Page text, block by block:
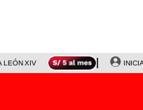
LEÓN XIV NALDY SALDAÑA LA